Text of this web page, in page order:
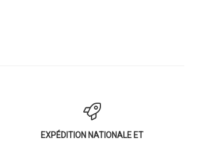
EXPÉDITION NATIONALE ET